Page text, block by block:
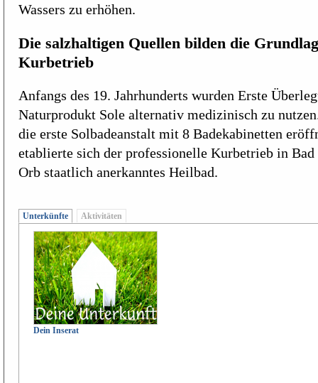
Wassers zu erhöhen.
Die salzhaltigen Quellen bilden die
Kurbetrieb
Anfangs des 19. Jahrhunderts wurden Erste
Naturprodukt Sole alternativ medizinisch zu
die erste Solbadeanstalt mit 8 Badekabinetten
etablierte sich der professionelle Kurbetrieb in
Orb staatlich anerkanntes Heilbad.
Unterkünfte Aktivitäten
Dein Inserat